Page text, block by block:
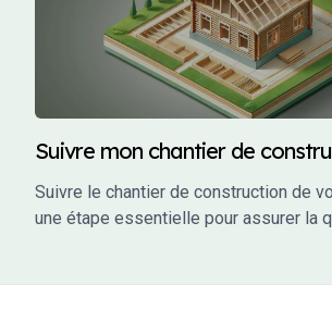
Suivre mon chantier de
Suivre le chantier de construction de
une étape essentielle pour assurer la